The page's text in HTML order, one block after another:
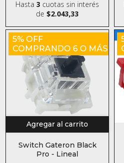
Hasta3 cuotas sin interés
de $2.043,33
5% OFF
COMPRANDO 6 O MÁS
Agregar al carrito
Switch Gateron Black
Pro - Lineal